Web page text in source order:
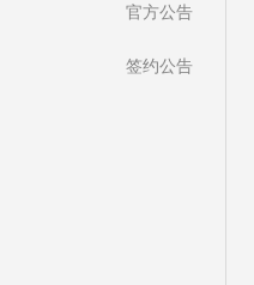
官方公告
签约公告